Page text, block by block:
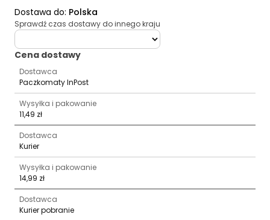
Dostawa do: Polska
Sprawdź czas dostawy do innego kraju
deliveryCountry
Cena dostawy
Dostawca
Paczkomaty InPost
Wysyłka i pakowanie
11,49 zł
Dostawca
Kurier
Wysyłka i pakowanie
14,99 zł
Dostawca
Kurier pobranie